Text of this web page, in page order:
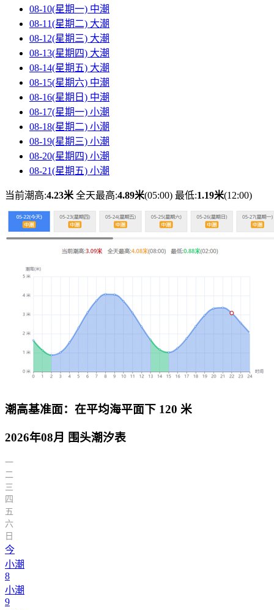
08-10(星期一) 中潮
08-11(星期二) 大潮
08-12(星期三) 大潮
08-13(星期四) 大潮
08-14(星期五) 大潮
08-15(星期六) 中潮
08-16(星期日) 中潮
08-17(星期一) 小潮
08-18(星期二) 小潮
08-19(星期三) 小潮
08-20(星期四) 小潮
08-21(星期五) 小潮
当前潮高:4.23米 全天最高:4.89米(05:00) 最低:1.19米(12:00)
潮高基准面：在平均海平面下 120 米
2026年08月 围头潮汐表
一
二
三
四
五
六
日
今
小潮
8
小潮
9